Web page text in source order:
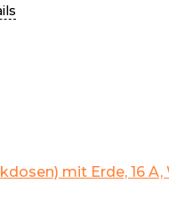
mit Erde, 16 A,